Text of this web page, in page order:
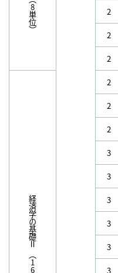
（8単位） 2
2
2
経済学の基礎Ⅱ
2
2
2
3
3
3
3
3
3